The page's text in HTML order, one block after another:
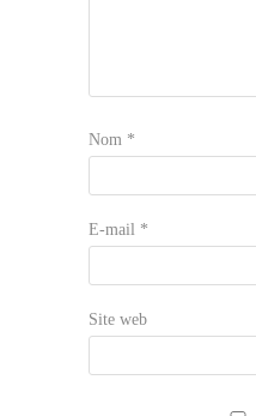
Nom *
E-mail *
Site web